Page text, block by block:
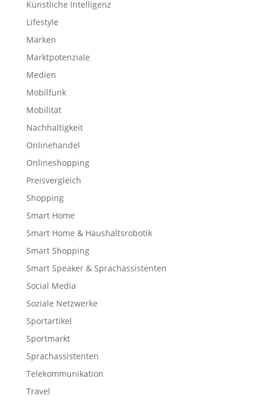
Künstliche Intelligenz
Lifestyle
Marken
Marktpotenziale
Medien
Mobilfunk
Mobilität
Nachhaltigkeit
Onlinehandel
Onlineshopping
Preisvergleich
Shopping
Smart Home
Smart Home & Haushaltsrobotik
Smart Shopping
Smart Speaker & Sprachassistenten
Social Media
Soziale Netzwerke
Sportartikel
Sportmarkt
Sprachassistenten
Telekommunikation
Travel